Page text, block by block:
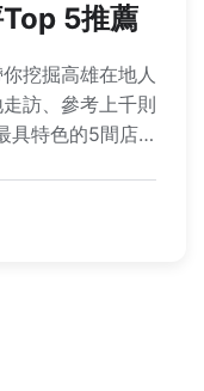
5推薦
挖掘高雄在地人
訪、參考上千則
具特色的5間店